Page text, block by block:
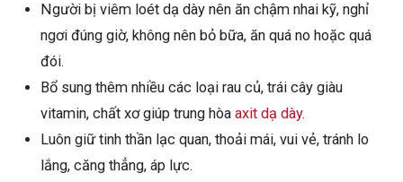
Người bị viêm loét dạ dày nên ăn chậm nhai kỹ, nghỉ
ngơi đúng giờ, không nên bỏ bữa, ăn quá no hoặc quá
đói.
Bổ sung thêm nhiều các loại rau củ, trái cây giàu
vitamin, chất xơ giúp trung hòa axit dạ dày.
Luôn giữ tinh thần lạc quan, thoải mái, vui vẻ, tránh lo
lắng, căng thẳng, áp lực.